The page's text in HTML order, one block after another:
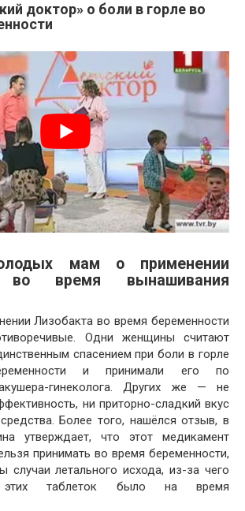
доктор» о боли в горле во
мам о применении
во время вынашивания
Лизобакта во время беременности
Одни женщины считают
спасением при боли в горле
и принимали его по
гинеколога. Других же — не
ни приторно-сладкий вкус
Более того, нашёлся отзыв, в
утверждает, что этот медикамент
принимать во время беременности,
случаи летального исхода, из-за чего
этих таблеток было на время